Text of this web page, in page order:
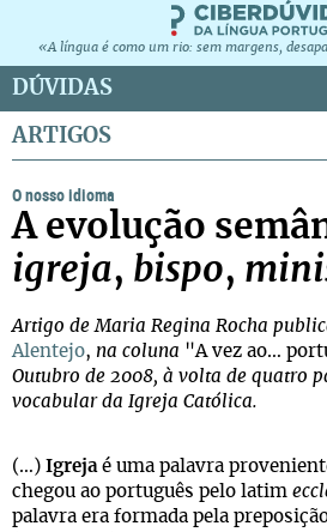
«A língua é como um rio: sem margens,
DÚVIDAS
ARTIGOS
O nosso idioma
A evolução
igreja, bispo,
Artigo de Maria Regina Rocha
Alentejo, na coluna "A vez ao…
Outubro de 2008, à volta de quatro
vocabular da Igreja Católica.
(…) Igrejaé uma palavra
chegou ao português pelo latim
palavra era formada pela